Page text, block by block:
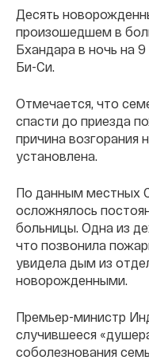
Десять
произошедшем в
Бхандара в ночь на
Би-Си.
Отмечается, что
спасти до приезда
причина возгорания
установлена.
По данным местных
осложнялось
больницы. Одна из
что позвонила
увидела дым из
новорожденными.
Премьер-министр
случившееся
соболезнования